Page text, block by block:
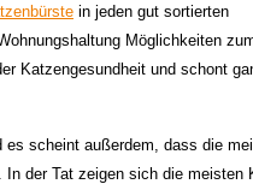
in jeden gut sortierten
Möglichkeiten
Katzengesundheit und schont
scheint außerdem, dass die
der Tat zeigen sich die meisten